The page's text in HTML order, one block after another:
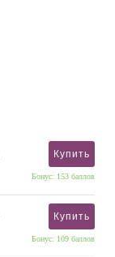
Купить
Бонус: 153 баллов
Купить
Бонус: 109 баллов